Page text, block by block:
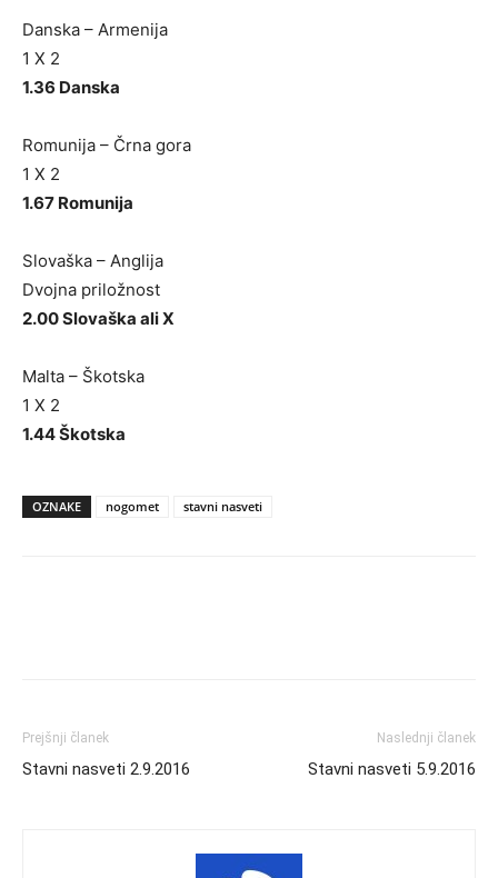
Danska – Armenija
1 X 2
1.36 Danska
Romunija – Črna gora
1 X 2
1.67 Romunija
Slovaška – Anglija
Dvojna priložnost
2.00 Slovaška ali X
Malta – Škotska
1 X 2
1.44 Škotska
OZNAKE nogomet stavni nasveti
Prejšnji članek
Stavni nasveti 2.9.2016
Naslednji članek
Stavni nasveti 5.9.2016